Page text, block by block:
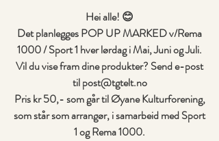
Hei alle! 😊
Det planlegges POP UP MARKED v/Rema
1000 / Sport 1 hver lørdag i Mai, Juni og Juli.
Vil du vise fram dine produkter? Send e-post
til post@tgtelt.no
Pris kr 50,- som går til Øyane Kulturforening,
som står som arrangør, i samarbeid med Sport
1 og Rema 1000.